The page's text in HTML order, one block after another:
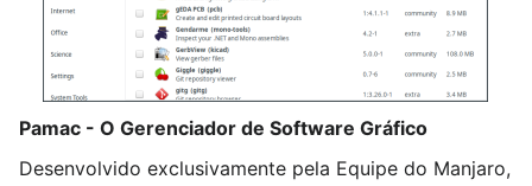
Pamac - O Gerenciador de Software Gráfico
Desenvolvido exclusivamente pela Equipe do Manjaro,